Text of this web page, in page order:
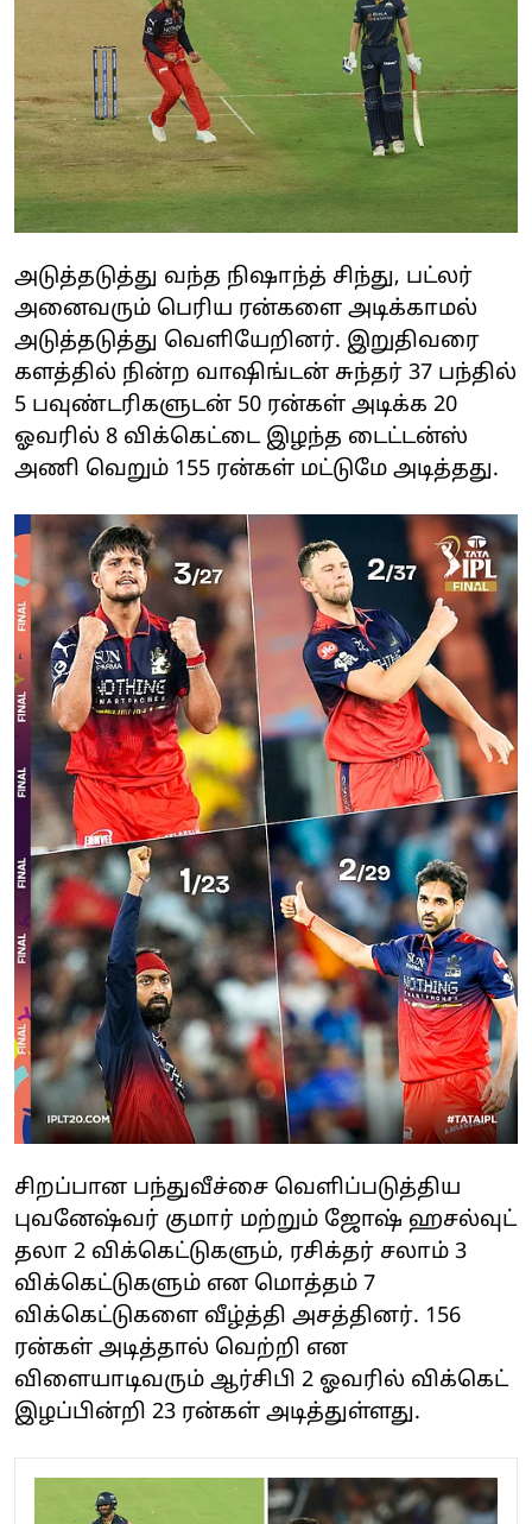
அடுத்தடுத்து வந்த நிஷாந்த் சிந்து, பட்லர்
அனைவரும் பெரிய ரன்களை அடிக்காமல்
அடுத்தடுத்து வெளியேறினர். இறுதிவரை
களத்தில் நின்ற வாஷிங்டன் சுந்தர் 37 பந்தில்
5 பவுண்டரிகளுடன் 50 ரன்கள் அடிக்க 20
ஓவரில் 8 விக்கெட்டை இழந்த டைட்டன்ஸ்
அணி வெறும் 155 ரன்கள் மட்டுமே அடித்தது.
சிறப்பான பந்துவீச்சை வெளிப்படுத்திய
புவனேஷ்வர் குமார் மற்றும் ஜோஷ் ஹசல்வுட்
தலா 2 விக்கெட்டுகளும், ரசிக்தர் சலாம் 3
விக்கெட்டுகளும் என மொத்தம் 7
விக்கெட்டுகளை வீழ்த்தி அசத்தினர். 156
ரன்கள் அடித்தால் வெற்றி என
விளையாடிவரும் ஆர்சிபி 2 ஓவரில் விக்கெட்
இழப்பின்றி 23 ரன்கள் அடித்துள்ளது.